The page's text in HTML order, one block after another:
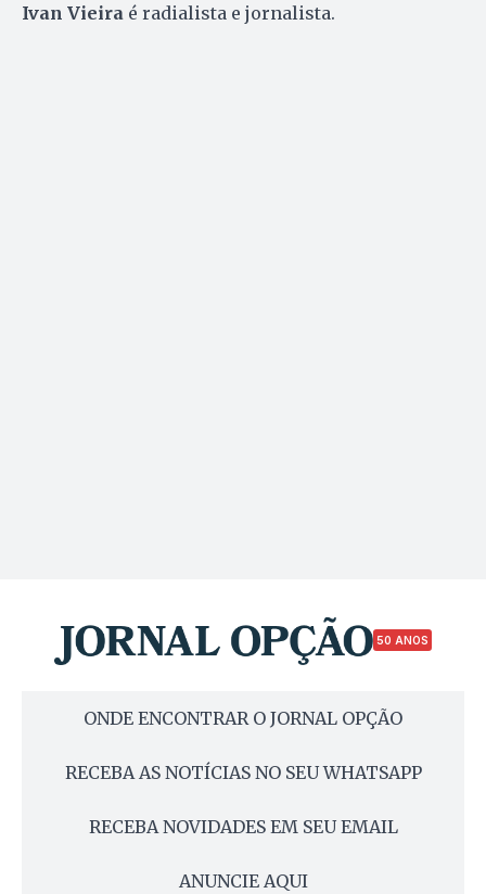
Ivan Vieira é radialista e jornalista.
50 ANOS
ONDE ENCONTRAR O JORNAL OPÇÃO
RECEBA AS NOTÍCIAS NO SEU WHATSAPP
RECEBA NOVIDADES EM SEU EMAIL
ANUNCIE AQUI